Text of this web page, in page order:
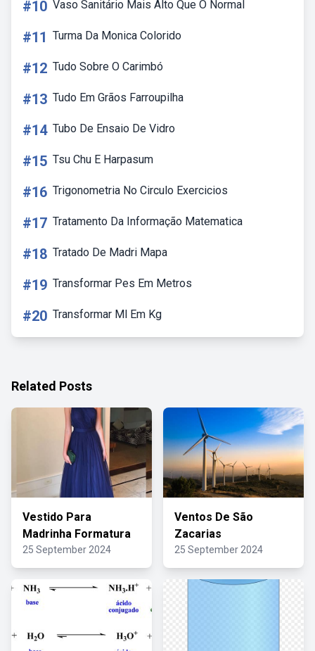
#10 Vaso Sanitário Mais Alto Que O Normal
#11 Turma Da Monica Colorido
#12 Tudo Sobre O Carimbó
#13 Tudo Em Grãos Farroupilha
#14 Tubo De Ensaio De Vidro
#15 Tsu Chu E Harpasum
#16 Trigonometria No Circulo Exercicios
#17 Tratamento Da Informação Matematica
#18 Tratado De Madri Mapa
#19 Transformar Pes Em Metros
#20 Transformar Ml Em Kg
Related Posts
Vestido Para
Madrinha Formatura
25 September 2024
Ventos De São
Zacarias
25 September 2024